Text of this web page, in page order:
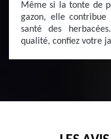
Même si la tonte de
gazon, elle
santé des
qualité, confiez votre